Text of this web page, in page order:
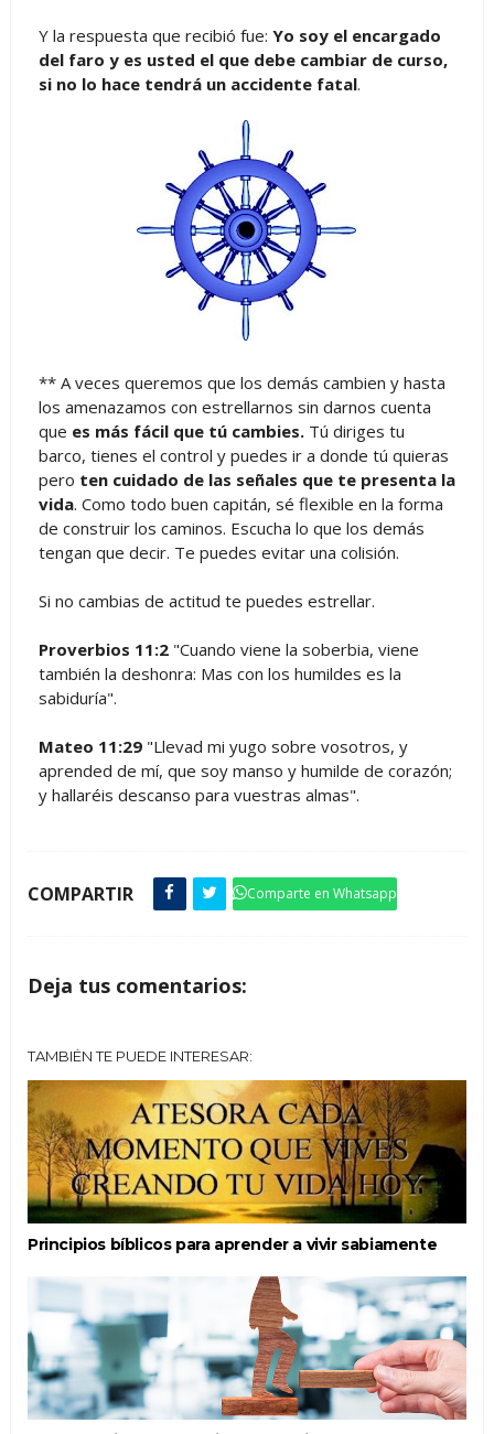
Y la respuesta que recibió fue: Yo soy el encargado
del faro y es usted el que debe cambiar de curso,
si no lo hace tendrá un accidente fatal.
** A veces queremos que los demás cambien y hasta
los amenazamos con estrellarnos sin darnos cuenta
que es más fácil que tú cambies. Tú diriges tu
barco, tienes el control y puedes ir a donde tú quieras
pero ten cuidado de las señales que te presenta la
vida. Como todo buen capitán, sé flexible en la forma
de construir los caminos. Escucha lo que los demás
tengan que decir. Te puedes evitar una colisión.
Si no cambias de actitud te puedes estrellar.
Proverbios 11:2 "Cuando viene la soberbia, viene
también la deshonra: Mas con los humildes es la
sabiduría".
Mateo 11:29"Llevad mi yugo sobre vosotros, y
aprended de mí, que soy manso y humilde de corazón;
y hallaréis descanso para vuestras almas".
COMPARTIR Comparte en Whatsapp
Deja tus comentarios:
TAMBIÉN TE PUEDE INTERESAR:
Principios bíblicos para aprender a vivir sabiamente